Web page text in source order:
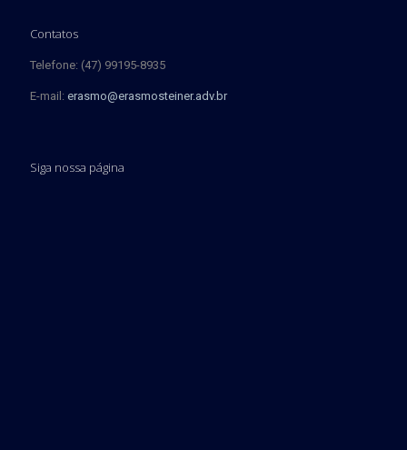
Contatos
Telefone: (47) 99195-8935
E-mail: erasmo@erasmosteiner.adv.br
Siga nossa página